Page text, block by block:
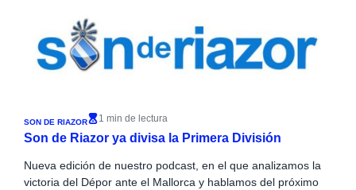
SON DE RIAZOR 1 min de lectura
Son de Riazor ya divisa la Primera División
Nueva edición de nuestro podcast, en el que analizamos la
victoria del Dépor ante el Mallorca y hablamos del próximo